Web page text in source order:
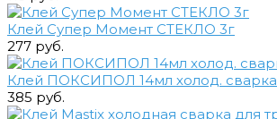
Клей Супер Момент СТЕКЛО 3г
277 руб.
Клей ПОКСИПОЛ 14мл холод. сварка
385 руб.